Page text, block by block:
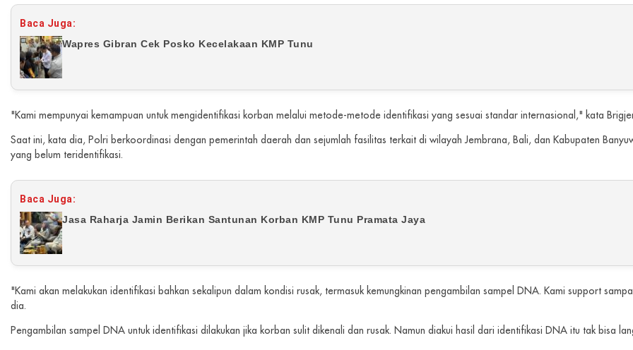
Baca Juga:
Wapres Gibran Cek Posko Kecelakaan KMP Tunu
"Kami mempunyai kemampuan untuk mengidentifikasi korban melalui metode-metode identifikasi yang sesuai standar internasional," kata
Saat ini, kata dia, Polri berkoordinasi dengan pemerintah daerah dan sejumlah fasilitas terkait di wilayah Jembrana, Bali, dan Kabupaten
yang belum teridentifikasi.
Baca Juga:
Jasa Raharja Jamin Berikan Santunan Korban KMP Tunu Pramata Jaya
"Kami akan melakukan identifikasi bahkan sekalipun dalam kondisi rusak, termasuk kemungkinan pengambilan sampel DNA. Kami support
dia.
Pengambilan sampel DNA untuk identifikasi dilakukan jika korban sulit dikenali dan rusak. Namun diakui hasil dari identifikasi DNA itu tak bisa